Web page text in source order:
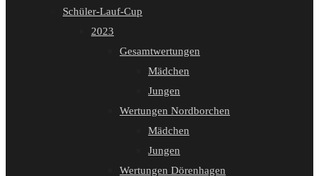
Schüler-Lauf-Cup
2023
Gesamtwertungen
Mädchen
Jungen
Wertungen Nordborchen
Mädchen
Jungen
Wertungen Dörenhagen